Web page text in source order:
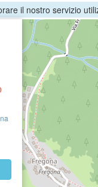
il nostro servizio